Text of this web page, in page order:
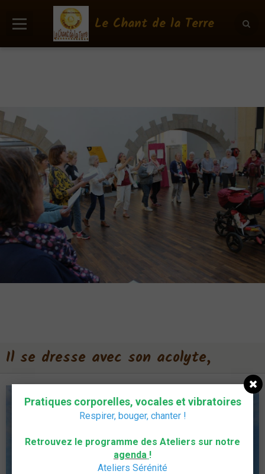
Le Chant de la Terre
ATELIERS CHANT
ANIMATIONS
Il se dresse avec son acolyte,
Pratiques corporelles, vocales et vibratoires
Respirer, bouger, chanter !
Retrouvez le programme des Ateliers sur notre
agenda !
Ateliers Sérénité